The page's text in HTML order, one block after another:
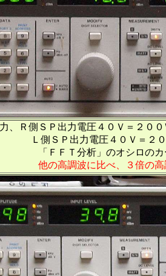
、Ｒ側ＳＰ出力電圧４０Ｖ＝２０
圧４０Ｖ＝２００Ｗ出
オシロのカーソル周波
他の高調波に比べ、３倍の